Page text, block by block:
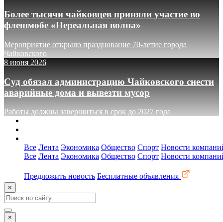
Более тысячи чайковцев приняли участие во
флешмобе «Нереальная волна»
Мероприятие открыло празднование 70-летие города
Чайковского
8 июня 2026
Суд обязал администрацию Чайковского снести
аварийные дома и вывезти мусор
Работы должны завершиться в срок до 2027 года
Все Лента Экономика Общество Спорт Новости
Все Лента Экономика Общество Спорт Новости
Предложить новость Бесплатные объявления
×
×